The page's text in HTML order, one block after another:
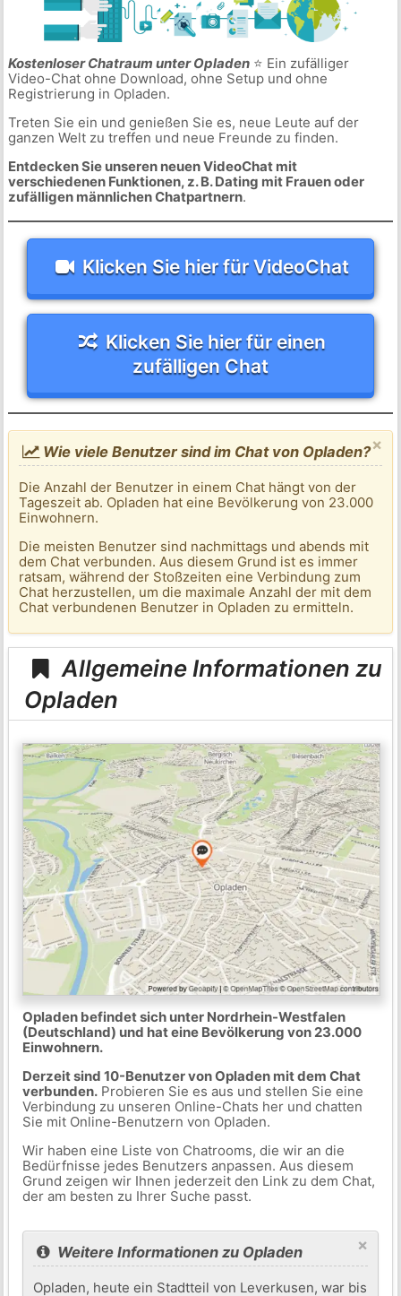
Kostenloser Chatraum unter Opladen⭐ Ein zufälliger
Video-Chat ohne Download, ohne Setup und ohne
Registrierung in Opladen.
Treten Sie ein und genießen Sie es, neue Leute auf der
ganzen Welt zu treffen und neue Freunde zu finden.
Entdecken Sie unseren neuen VideoChat mit
verschiedenen Funktionen, z. B. Dating mit Frauen oder
zufälligen männlichen Chatpartnern.
Klicken Sie hier für VideoChat
Klicken Sie hier für einen
zufälligen Chat
×
Wie viele Benutzer sind im Chat von Opladen?
Die Anzahl der Benutzer in einem Chat hängt von der
Tageszeit ab. Opladen hat eine Bevölkerung von 23.000
Einwohnern.
Die meisten Benutzer sind nachmittags und abends mit
dem Chat verbunden. Aus diesem Grund ist es immer
ratsam, während der Stoßzeiten eine Verbindung zum
Chat herzustellen, um die maximale Anzahl der mit dem
Chat verbundenen Benutzer in Opladen zu ermitteln.
Allgemeine Informationen zu
Opladen
Opladen befindet sich unter Nordrhein-Westfalen
(Deutschland) und hat eine Bevölkerung von 23.000
Einwohnern.
Derzeit sind 10-Benutzer von Opladen mit dem Chat
verbunden.Probieren Sie es aus und stellen Sie eine
Verbindung zu unseren Online-Chats her und chatten
Sie mit Online-Benutzern von Opladen.
Wir haben eine Liste von Chatrooms, die wir an die
Bedürfnisse jedes Benutzers anpassen. Aus diesem
Grund zeigen wir Ihnen jederzeit den Link zu dem Chat,
der am besten zu Ihrer Suche passt.
×
Weitere Informationen zu Opladen
Opladen, heute ein Stadtteil von Leverkusen, war bis